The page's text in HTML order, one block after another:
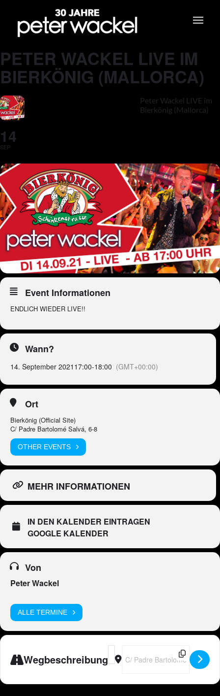
PETER WACKEL LIVE IM
BIERKÖNIG (MALLORCA)
14
SEP
Peter Wackel LIVE im
Bierkönig (Mallorca)
Event Informationen
ENDLICH WIEDER LIVE!!
Wann?
14. September 2021 17:00-18:00 (GMT+00:00)
Ort
Bierkönig (Official Site)
C/ Padre Bartolomé Salvá, 6-8
OTHER EVENTS
MEHR INFORMATIONEN
IN DEN KALENDER EINTRAGEN
GOOGLE KALENDER
Von
Peter Wackel
ALLE TERMINE
Wegbeschreibung
Address - Peter Wackel LIVE im
Destination Address - Peter